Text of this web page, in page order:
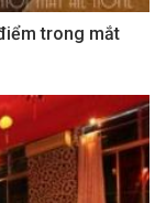
trong mắt